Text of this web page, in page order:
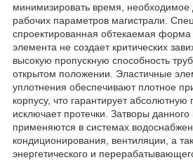
минимизировать время, необходимое
рабочих параметров магистрали.
спроектированная обтекаемая
элемента не создает критических
высокую пропускную способность
открытом положении. Эластичные
уплотнения обеспечивают плотное
корпусу, что гарантирует абсолютную
исключает протечки. Затворы
применяются в системах
кондиционирования, вентиляции, а
энергетического и